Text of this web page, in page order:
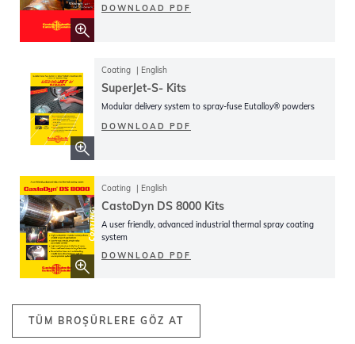
TÜM BROŞÜRLERE GÖZ AT
DOWNLOAD PDF
Coating English
SuperJet-S- Kits
Modular delivery system to spray-fuse Eutalloy® powders
DOWNLOAD PDF
Coating English
CastoDyn DS 8000 Kits
A user friendly, advanced industrial thermal spray coating
system
DOWNLOAD PDF